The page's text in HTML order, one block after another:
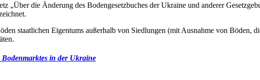
„Über die Änderung des Bodengesetzbuches der Ukraine und anderer
staatlichen Eigentums außerhalb von Siedlungen (mit Ausnahme von Böden,
in der Ukraine